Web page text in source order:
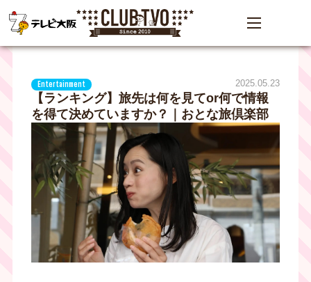
Entertainment 2025.05.23
【ランキング】旅先は何を見てor何で情報
を得て決めていますか？｜おとな旅倶楽部